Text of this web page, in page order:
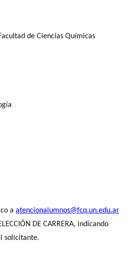
de Ciencias Químicas
a atencionalumnos@fcq.un.edu.ar
DE CARRERA, indicando
solicitante.